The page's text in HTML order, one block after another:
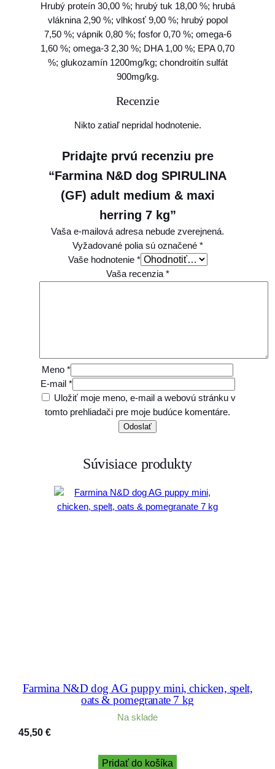
h
e
r
r
i
k
Hrubý proteín 30,00 %; hrubý tuk 18,00 %; hrubá
vláknina 2,90 %; vlhkosť 9,00 %; hrubý popol
7,50 %; vápnik 0,80 %; fosfor 0,70 %; omega-6
1,60 %; omega-3 2,30 %; DHA 1,00 %; EPA 0,70
%; glukozamín 1200mg/kg; chondroitín sulfát
900mg/kg.
Recenzie
Nikto zatiaľ nepridal hodnotenie.
Pridajte prvú recenziu pre
“Farmina N&D dog SPIRULINA
(GF) adult medium & maxi
herring 7 kg”
Vaša e-mailová adresa nebude zverejnená.
Vyžadované polia sú označené *
Vaše hodnotenie *
Vaša recenzia *
Meno *
E-mail *
Uložiť moje meno, e-mail a webovú stránku v
tomto prehliadači pre moje budúce komentáre.
Súvisiace produkty
Farmina N&D dog AG puppy mini, chicken, spelt,
oats & pomegranate 7 kg
Na sklade
45,50 €
Pridať do košíka